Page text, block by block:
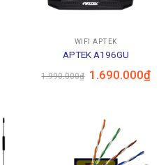
WIFI APTEK
APTEK A196GU
1.990.000₫ Giá
gốc
1.690.000₫Giá